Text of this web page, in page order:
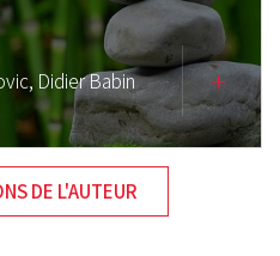
Didier Babin
DE L'AUTEUR